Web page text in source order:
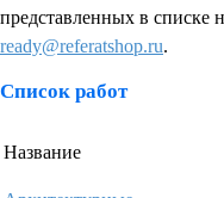
представленных в списке
ready@referatshop.ru.
Список работ
Название